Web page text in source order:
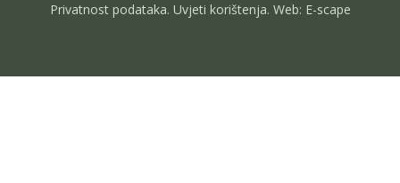
Privatnost podataka. Uvjeti korištenja. Web: E-scape